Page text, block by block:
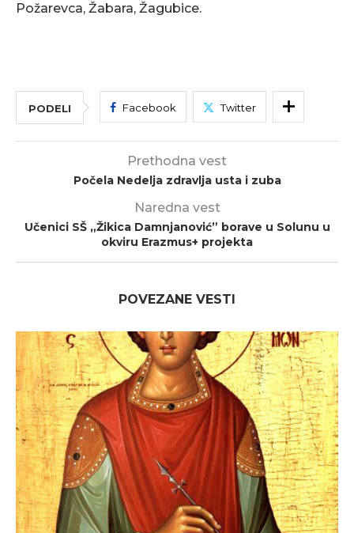
Požarevca, Žabara, Žagubice.
PODELI Facebook Twitter
Prethodna vest
Počela Nedelja zdravlja usta i zuba
Naredna vest
Učenici SŠ „Žikica Damnjanović” borave u Solunu u
okviru Erazmus+ projekta
POVEZANE VESTI